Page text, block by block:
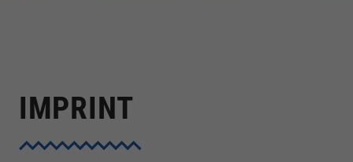
IMPRINT